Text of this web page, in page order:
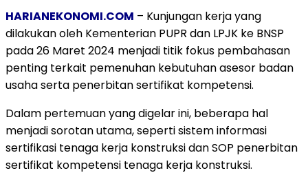
HARIANEKONOMI.COM – Kunjungan kerja yang
dilakukan oleh Kementerian PUPR dan LPJK ke BNSP
pada 26 Maret 2024 menjadi titik fokus pembahasan
penting terkait pemenuhan kebutuhan asesor badan
usaha serta penerbitan sertifikat kompetensi.
Dalam pertemuan yang digelar ini, beberapa hal
menjadi sorotan utama, seperti sistem informasi
sertifikasi tenaga kerja konstruksi dan SOP penerbitan
sertifikat kompetensi tenaga kerja konstruksi.